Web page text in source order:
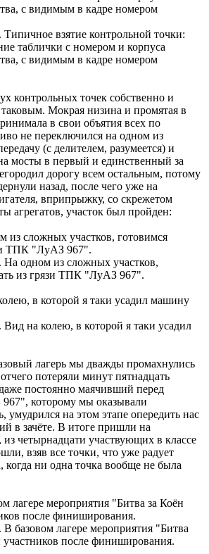
Типичное взятие контрольной точки:
таблички с номером и корпуса
с видимым в кадре номером
контрольных точек собственно и
Мокрая низина и промятая в
в свои объятия всех по
не переключился на одном из
(с делителем, разумеется) и
мосты в первый и единственный за
дорогу всем остальным, потому
назад, после чего уже на
вприпрыжку, со скрежетом
агрегатов, участок был пройден:
На одном из сложных участков,
из грязи ТПК "ЛуАЗ 967".
Вид на колею, в которой я таки усадил
лагерь мы дважды промахнулись
потеряли минут пятнадцать
постоянно маячивший перед
которому мы оказывали
на этом этапе опередить нас
в зачёте. В итоге пришли на
четырнадцати участвующих в классе
взяв все точки, что уже радует
когда ни одна точка вообще не была
В базовом лагере мероприятия "Битва
после финиширования.